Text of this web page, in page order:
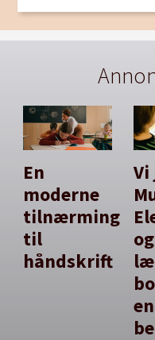
En
moderne
tilnærming
til
håndskrift
og